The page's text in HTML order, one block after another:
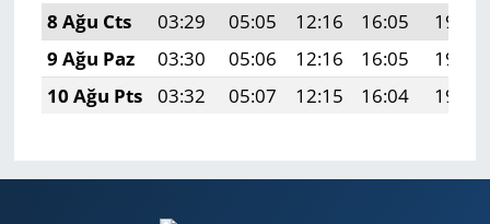
8 Ağu Cts
03:29 05:05 12:16 16:05
19:17
9 Ağu Paz
03:30 05:06 12:16 16:05
19:16
10 Ağu Pts
03:32 05:07 12:15 16:04 19:14